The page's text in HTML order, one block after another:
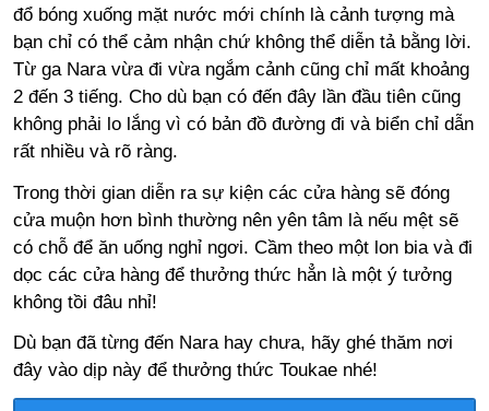
đổ bóng xuống mặt nước mới chính là cảnh tượng mà
bạn chỉ có thể cảm nhận chứ không thể diễn tả bằng lời.
Từ ga Nara vừa đi vừa ngắm cảnh cũng chỉ mất khoảng
2 đến 3 tiếng. Cho dù bạn có đến đây lần đầu tiên cũng
không phải lo lắng vì có bản đồ đường đi và biển chỉ dẫn
rất nhiều và rõ ràng.
Trong thời gian diễn ra sự kiện các cửa hàng sẽ đóng
cửa muộn hơn bình thường nên yên tâm là nếu mệt sẽ
có chỗ để ăn uống nghỉ ngơi. Cầm theo một lon bia và đi
dọc các cửa hàng để thưởng thức hẳn là một ý tưởng
không tồi đâu nhỉ!
Dù bạn đã từng đến Nara hay chưa, hãy ghé thăm nơi
đây vào dịp này để thưởng thức Toukae nhé!